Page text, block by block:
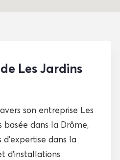
Les Jardins
son entreprise Les
basée dans la Drôme,
dans la
d’installations